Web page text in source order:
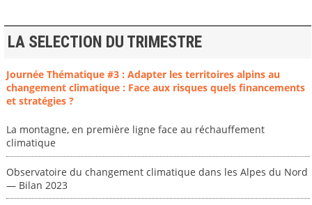
LA SELECTION DU TRIMESTRE
Journée Thématique #3 : Adapter les territoires alpins au
changement climatique : Face aux risques quels financements
et stratégies ?
La montagne, en première ligne face au réchauffement
climatique
Observatoire du changement climatique dans les Alpes du Nord
— Bilan 2023